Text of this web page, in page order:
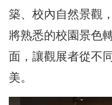
築、校內自然景觀
將熟悉的校園景色
面，讓觀展者從不
美。